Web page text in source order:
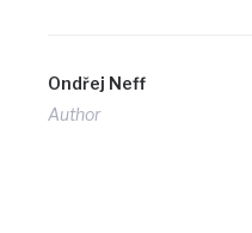
Ondřej Neff
Author